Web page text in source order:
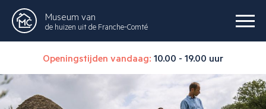
Museum van
de huizen uit de Franche-Comté
Openingstijden vandaag: 10.00 - 19.00 uur